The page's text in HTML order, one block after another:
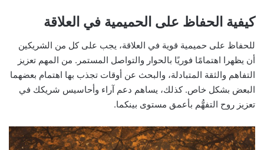
كيفية الحفاظ على الحميمية في العلاقة
للحفاظ على حميمية قوية في العلاقة، يجب على كل من الشريكين
أن يظهرا اهتمامًا فوريًا بالحوار والتواصل المستمر. من المهم تعزيز
التفاهم والثقة المتبادلة، والبحث عن أوقات تجذب بها اهتمام بعضهما
البعض بشكل خاص. كذلك، يساهم دعم آراء وأحاسيس شريكك في
تعزيز روح التفهُّم بأعمق مستوى بينكما.